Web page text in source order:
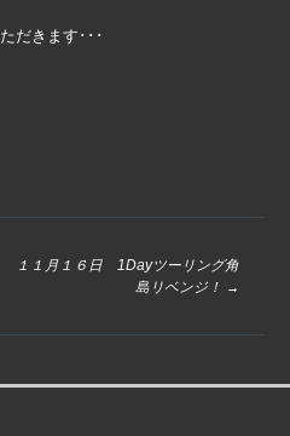
だきます･･･
１１月１６日 1Dayツーリング角
島リベンジ！
→